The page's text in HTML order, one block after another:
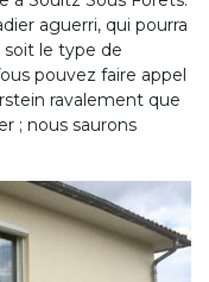
aguerri, qui pourra
le type de
pouvez faire appel
ravalement que
; nous saurons